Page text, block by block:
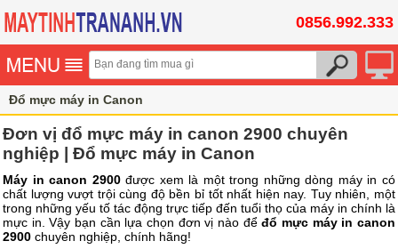
0856.992.333
Đổ mực máy in Canon
Đơn vị đổ mực máy in canon 2900 chuyên
nghiệp | Đổ mực máy in Canon
Máy in canon 2900được xem là một trong những dòng máy in có
chất lượng vượt trội cùng độ bền bỉ tốt nhất hiện nay. Tuy nhiên, một
trong những yếu tố tác động trực tiếp đến tuổi thọ của máy in chính là
mực in. Vậy bạn cần lựa chọn đơn vị nào đểđổ mực máy in canon
2900 chuyên nghiệp, chính hãng!